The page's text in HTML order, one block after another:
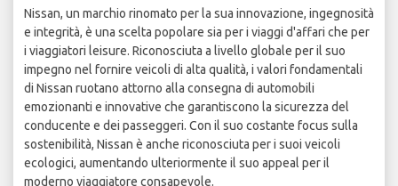
Nissan, un marchio rinomato per la sua innovazione, ingegnosità
e integrità, è una scelta popolare sia per i viaggi d'affari che per
i viaggiatori leisure. Riconosciuta a livello globale per il suo
impegno nel fornire veicoli di alta qualità, i valori fondamentali
di Nissan ruotano attorno alla consegna di automobili
emozionanti e innovative che garantiscono la sicurezza del
conducente e dei passeggeri. Con il suo costante focus sulla
sostenibilità, Nissan è anche riconosciuta per i suoi veicoli
ecologici, aumentando ulteriormente il suo appeal per il
moderno viaggiatore consapevole.